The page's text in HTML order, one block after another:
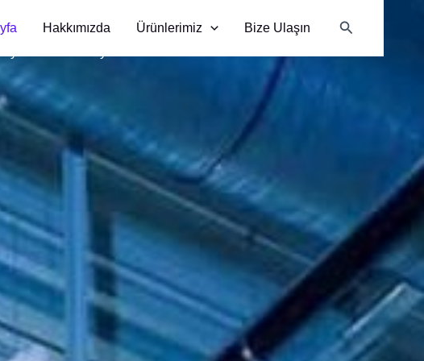
Hakkımızda Ürünlerimiz Bize Ulaşın Arama
özel bir kimyasaldır.